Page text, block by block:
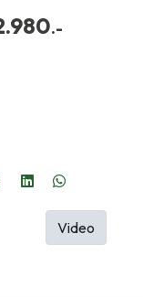
.-
Video